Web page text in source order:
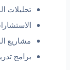
تحليلات
الاستشارات
مشاريع البحث
برامج تدريبية